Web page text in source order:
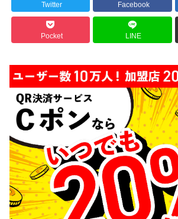
Twitter Facebook
Pocket LINE